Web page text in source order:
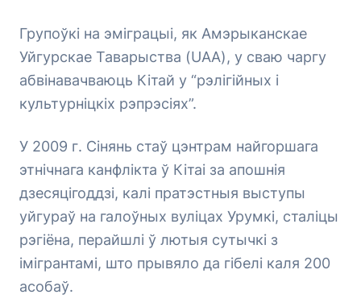
Групоўкі на эміграцыі, як Амэрыканскае
Уйгурскае Таварыства (UAA), у сваю чаргу
абвінавачваюць Кітай у “рэлігійных і
культурніцкіх рэпрэсіях”.
У 2009 г. Сінянь стаў цэнтрам найгоршага
этнічнага канфлікта ў Кітаі за апошнія
дзесяцігоддзі, калі пратэстныя выступы
уйгураў на галоўных вуліцах Урумкі, сталіцы
рэгіёна, перайшлі ў лютыя сутычкі з
імігрантамі, што прывяло да гібелі каля 200
асобаў.